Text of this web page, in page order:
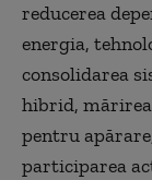
reducerea
energia,
consolidarea
hibrid,
pentru
participarea